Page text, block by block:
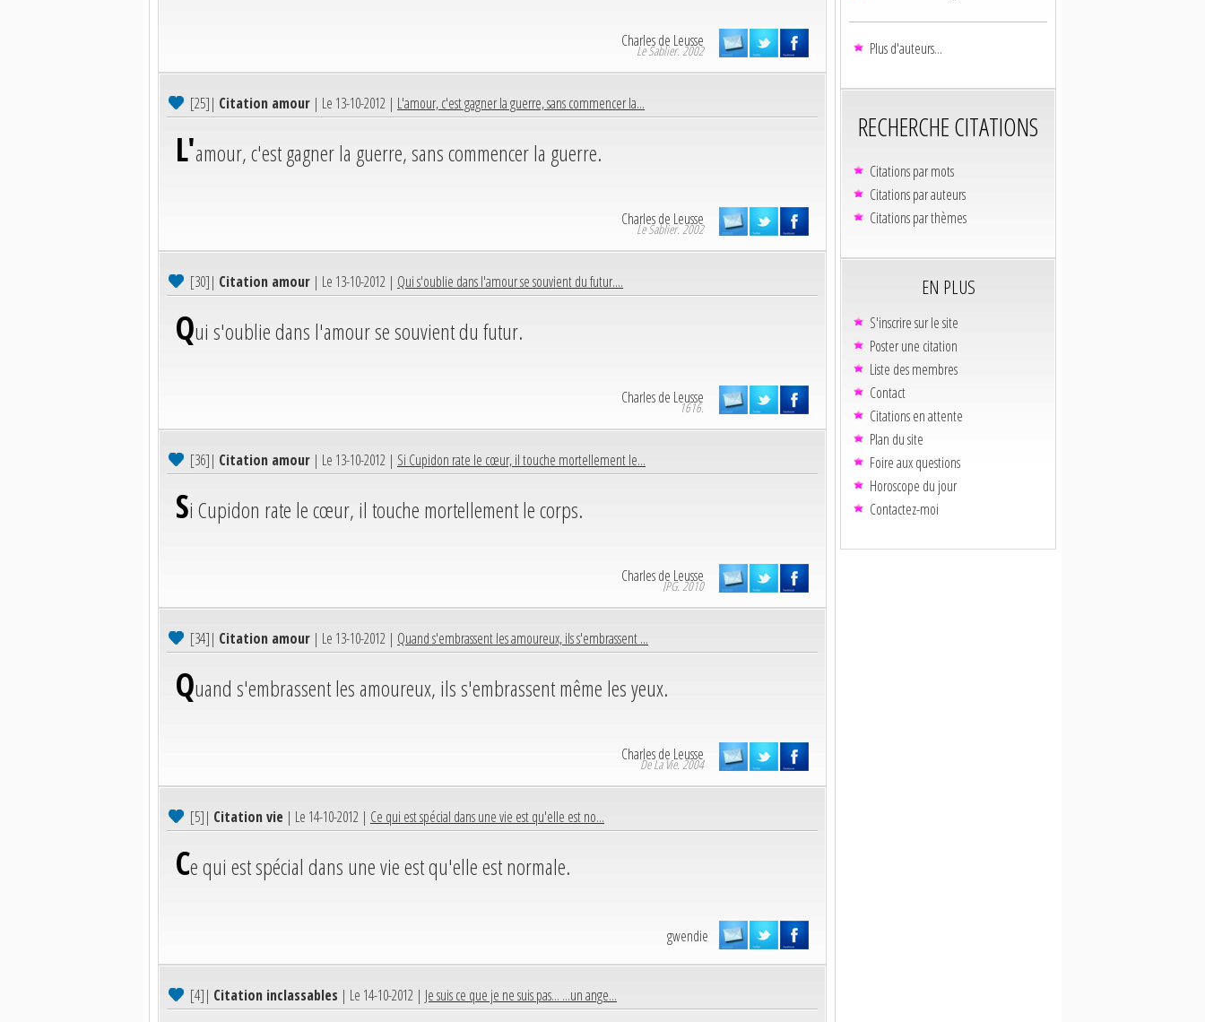
Charles de Leusse
Le Sablier. 2002
[25]| Citation amour | Le 13-10-2012 | L'amour, c'est gagner la guerre, sans commencer la...
L'amour, c'est gagner la guerre, sans commencer la guerre.
Charles de Leusse
Le Sablier. 2002
[30]| Citation amour | Le 13-10-2012 | Qui s'oublie dans l'amour se souvient du futur....
Qui s'oublie dans l'amour se souvient du futur.
Charles de Leusse
1616.
[36]| Citation amour | Le 13-10-2012 | Si Cupidon rate le cœur, il touche mortellement le...
Si Cupidon rate le cœur, il touche mortellement le corps.
Charles de Leusse
JPG. 2010
[34]| Citation amour | Le 13-10-2012 | Quand s'embrassent les amoureux, ils s'embrassent ...
Quand s'embrassent les amoureux, ils s'embrassent même les yeux.
Charles de Leusse
De La Vie. 2004
[5]| Citation vie | Le 14-10-2012 | Ce qui est spécial dans une vie est qu'elle est no...
Ce qui est spécial dans une vie est qu'elle est normale.
gwendie
[4]| Citation inclassables | Le 14-10-2012 | Je suis ce que je ne suis pas... ...un ange...
Plus d'auteurs...
RECHERCHE CITATIONS
Citations par mots
Citations par auteurs
Citations par thèmes
EN PLUS
S'inscrire sur le site
Poster une citation
Liste des membres
Contact
Citations en attente
Plan du site
Foire aux questions
Horoscope du jour
Contactez-moi